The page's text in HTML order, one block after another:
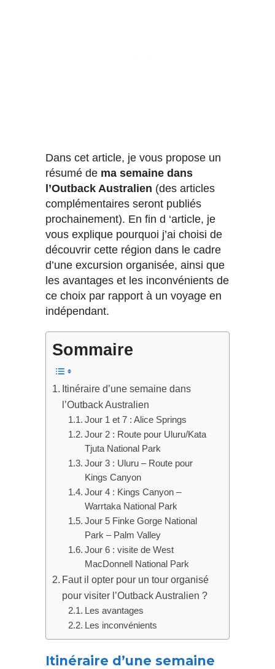
Dans cet article, je vous propose un
résumé de ma semaine dans
l’Outback Australien (des articles
complémentaires seront publiés
prochainement). En fin d ‘article, je
vous explique pourquoi j’ai choisi de
découvrir cette région dans le cadre
d’une excursion organisée, ainsi que
les avantages et les inconvénients de
ce choix par rapport à un voyage en
indépendant.
Sommaire
Itinéraire d’une semaine dans
l’Outback Australien
Jour 1 et 7 : Alice Springs
Jour 2 : Route pour Uluru/Kata
Tjuta National Park
Jour 3 : Uluru – Route pour
Kings Canyon
Jour 4 : Kings Canyon –
Warrtaka National Park
Jour 5 Finke Gorge National
Park – Palm Valley
Jour 6 : visite de West
MacDonnell National Park
Faut il opter pour un tour organisé
pour visiter l’Outback Australien ?
Les avantages
Les inconvénients
Itinéraire d’une semaine